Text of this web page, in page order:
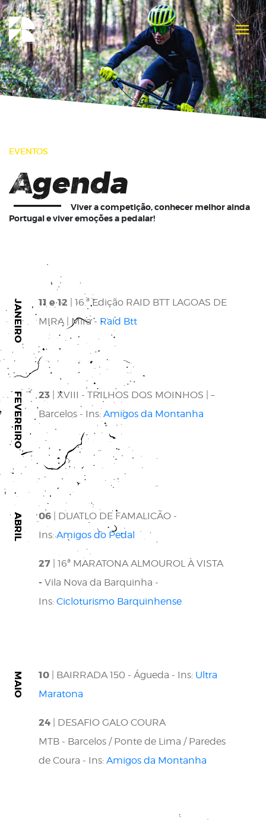
EVENTOS
Agenda
Viver a competição, conhecer melhor ainda
Portugal e viver emoções a pedalar!
JANEIRO 11 e 12 | 16.ª Edição RAID BTT LAGOAS DE
MIRA | Mira - Raid Btt
FEVEREIRO 23| XVIII - TRILHOS DOS MOINHOS | –
Barcelos - Ins: Amigos da Montanha
ABRIL 06
| DUATLO DE FAMALICÃO -
Ins:Amigos do Pedal
27| 16ª MARATONA ALMOUROL À VISTA
- Vila Nova da Barquinha -
Ins:Cicloturismo Barquinhense
MAIO 10| BAIRRADA 150 - Águeda - Ins: Ultra
Maratona
24
| DESAFIO GALO COURA
MTB - Barcelos / Ponte de Lima / Paredes
de Coura - Ins: Amigos da Montanha